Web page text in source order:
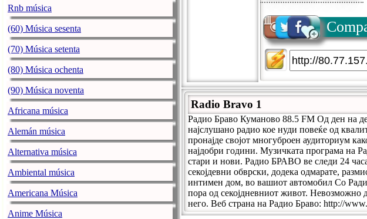
Rnb música
(60) Música sesenta
(70) Música setenta
(80) Música ochenta
(90) Música noventa
Africana música
Alemán música
Alternativa música
Ambiental música
Americana Música
Anime Música
Radio Bravo 1
Радио Браво Куманово 88.5 FM Од ден на
најслушано радио кое нуди повеќе од
пронајде својот многуброен аудиториум
најдобри години. Музичката програма на
стари и нови. Радио БРАВО ве следи 24
секојдевни обврски, додека одмарате,
интимен дом, во вашиот автомобил Со
пора од секојдневниот живот. Невозможно
него. Веб страна на Радио Браво: http://